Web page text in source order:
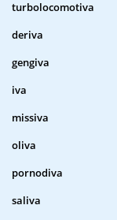
turbolocomotiva
deriva
gengiva
iva
missiva
oliva
pornodiva
saliva